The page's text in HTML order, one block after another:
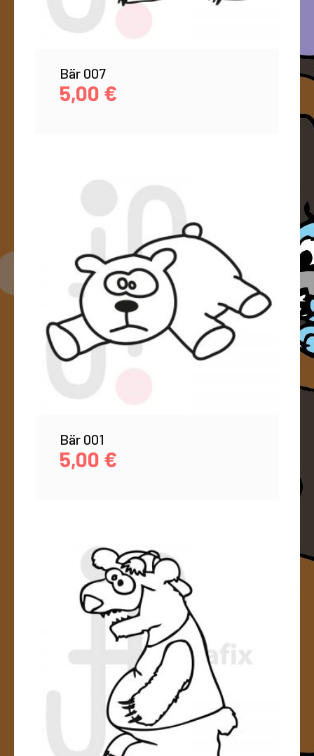
Bär 007
5,00 €
Bär 001
5,00 €